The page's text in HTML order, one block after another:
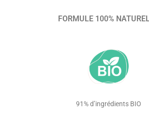
FORMULE 100%
91% d’ingrédients BIO